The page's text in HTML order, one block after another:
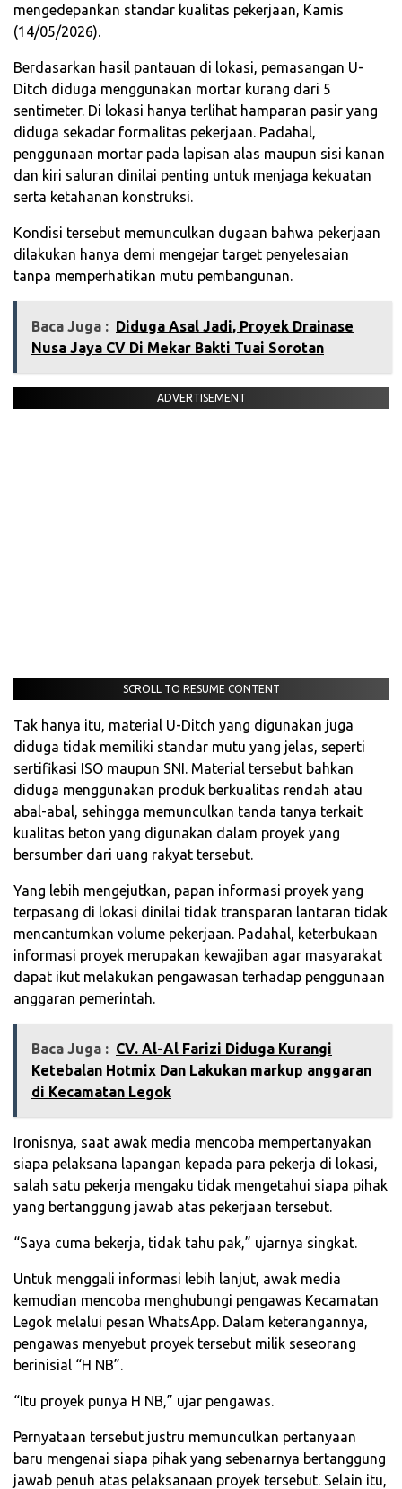
mengedepankan standar kualitas pekerjaan, Kamis
(14/05/2026).
Berdasarkan hasil pantauan di lokasi, pemasangan U-
Ditch diduga menggunakan mortar kurang dari 5
sentimeter. Di lokasi hanya terlihat hamparan pasir yang
diduga sekadar formalitas pekerjaan. Padahal,
penggunaan mortar pada lapisan alas maupun sisi kanan
dan kiri saluran dinilai penting untuk menjaga kekuatan
serta ketahanan konstruksi.
Kondisi tersebut memunculkan dugaan bahwa pekerjaan
dilakukan hanya demi mengejar target penyelesaian
tanpa memperhatikan mutu pembangunan.
Baca Juga : Diduga Asal Jadi, Proyek Drainase
Nusa Jaya CV Di Mekar Bakti Tuai Sorotan
ADVERTISEMENT
SCROLL TO RESUME CONTENT
Tak hanya itu, material U-Ditch yang digunakan juga
diduga tidak memiliki standar mutu yang jelas, seperti
sertifikasi ISO maupun SNI. Material tersebut bahkan
diduga menggunakan produk berkualitas rendah atau
abal-abal, sehingga memunculkan tanda tanya terkait
kualitas beton yang digunakan dalam proyek yang
bersumber dari uang rakyat tersebut.
Yang lebih mengejutkan, papan informasi proyek yang
terpasang di lokasi dinilai tidak transparan lantaran tidak
mencantumkan volume pekerjaan. Padahal, keterbukaan
informasi proyek merupakan kewajiban agar masyarakat
dapat ikut melakukan pengawasan terhadap penggunaan
anggaran pemerintah.
Baca Juga : CV. Al-Al Farizi Diduga Kurangi
Ketebalan Hotmix Dan Lakukan markup anggaran
di Kecamatan Legok
Ironisnya, saat awak media mencoba mempertanyakan
siapa pelaksana lapangan kepada para pekerja di lokasi,
salah satu pekerja mengaku tidak mengetahui siapa pihak
yang bertanggung jawab atas pekerjaan tersebut.
“Saya cuma bekerja, tidak tahu pak,” ujarnya singkat.
Untuk menggali informasi lebih lanjut, awak media
kemudian mencoba menghubungi pengawas Kecamatan
Legok melalui pesan WhatsApp. Dalam keterangannya,
pengawas menyebut proyek tersebut milik seseorang
berinisial “H NB”.
“Itu proyek punya H NB,” ujar pengawas.
Pernyataan tersebut justru memunculkan pertanyaan
baru mengenai siapa pihak yang sebenarnya bertanggung
jawab penuh atas pelaksanaan proyek tersebut. Selain itu,